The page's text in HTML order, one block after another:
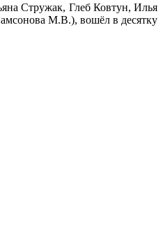
Стружак, Глеб Ковтун, Илья
М.В.), вошёл в десятку